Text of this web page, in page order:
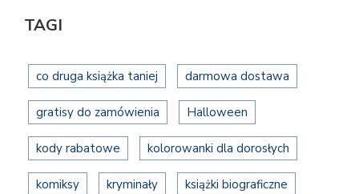
TAGI
co druga książka taniej darmowa dostawa
gratisy do zamówienia Halloween
kody rabatowe kolorowanki dla dorosłych
komiksy kryminały książki biograficzne